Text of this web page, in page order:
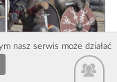
nasz serwis może działać